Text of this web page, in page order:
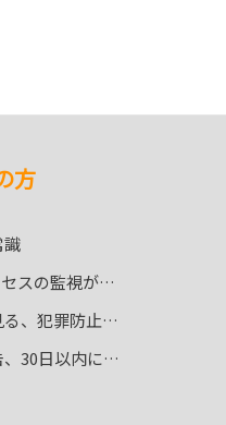
方
識
スの監視が…
る、犯罪防止…
、30日以内に…